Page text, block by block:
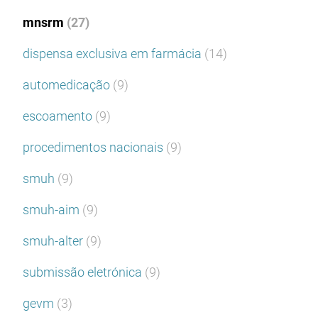
mnsrm (27)
dispensa exclusiva em farmácia (14)
automedicação (9)
escoamento (9)
procedimentos nacionais (9)
smuh (9)
smuh-aim (9)
smuh-alter (9)
submissão eletrónica (9)
gevm (3)